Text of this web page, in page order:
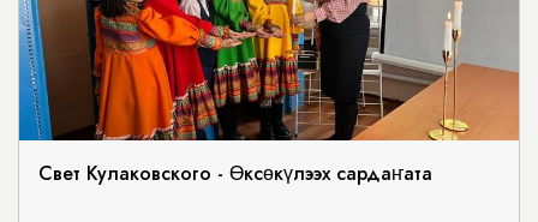
Свет Кулаковского - Өксөкүлээх сардаҥата